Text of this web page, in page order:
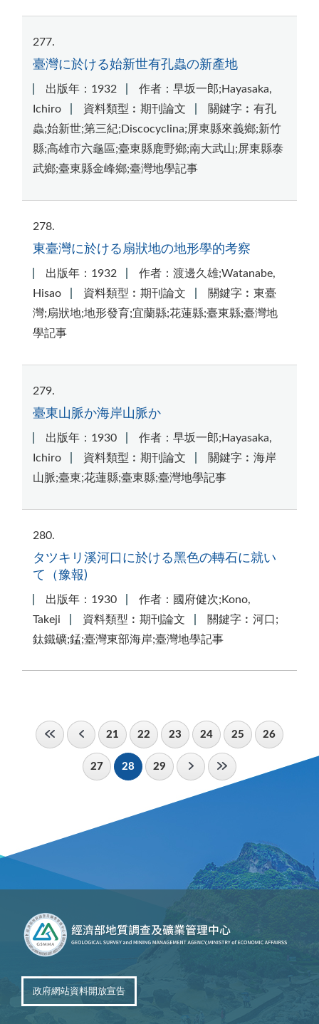
277
臺灣に於ける始新世有孔蟲の新產地
出版年：1932
作者：早坂一郎;Hayasaka,
Ichiro
資料類型︰期刊論文
關鍵字︰有孔
蟲;始新世;第三紀;Discocyclina;屏東縣來義鄉;新竹
縣;高雄市六龜區;臺東縣鹿野鄉;南大武山;屏東縣泰
武鄉;臺東縣金峰鄉;臺灣地學記事
278
東臺灣に於ける扇狀地の地形學的考察
出版年：1932
作者：渡邊久雄;Watanabe,
Hisao
資料類型︰期刊論文
關鍵字︰東臺
灣;扇狀地;地形發育;宜蘭縣;花蓮縣;臺東縣;臺灣地
學記事
279
臺東山脈か海岸山脈か
出版年：1930
作者：早坂一郎;Hayasaka,
Ichiro
資料類型︰期刊論文
關鍵字︰海岸
山脈;臺東;花蓮縣;臺東縣;臺灣地學記事
280
タツキリ溪河口に於ける黑色の轉石に就い
て（豫報)
出版年：1930
作者：國府健次;Kono,
Takeji
資料類型︰期刊論文
關鍵字︰河口;
鈦鐵礦;錳;臺灣東部海岸;臺灣地學記事
21 22 23 24 25 26
27 28 29
政府網站資料開放宣告